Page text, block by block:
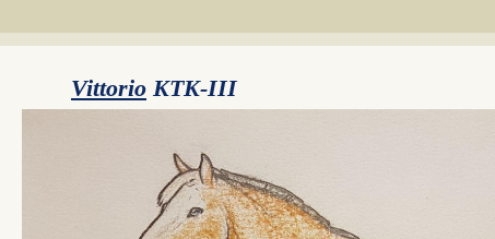
Vittorio KTK-III